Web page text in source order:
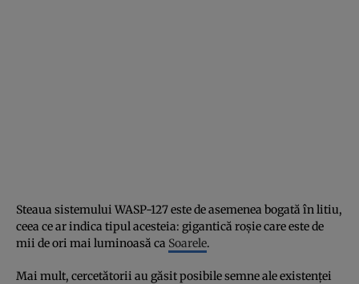
Steaua sistemului WASP-127 este de asemenea bogată în litiu,
ceea ce ar indica tipul acesteia: gigantică roşie care este de
mii de ori mai luminoasă ca Soarele.
Mai mult, cercetătorii au găsit posibile semne ale existenţei